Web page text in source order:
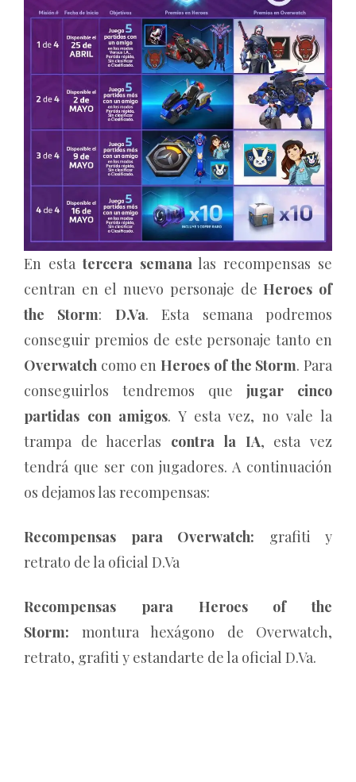
En estatercera semanalas recompensas se
centran en el nuevo personaje deHeroes of
the Storm: D.Va. Esta semana podremos
conseguir premios de este personaje tanto en
Overwatch como enHeroes of the Storm. Para
conseguirlos tendremos que jugar cinco
partidas con amigos. Y esta vez, no vale la
trampa de hacerlas contra la IA, esta vez
tendrá que ser con jugadores. A continuación
os dejamos las recompensas:
Recompensas para Overwatch: grafiti y
retrato de la oficial D.Va
Recompensas para Heroes of the
Storm: montura hexágono de Overwatch,
retrato, grafiti y estandarte de la oficial D.Va.